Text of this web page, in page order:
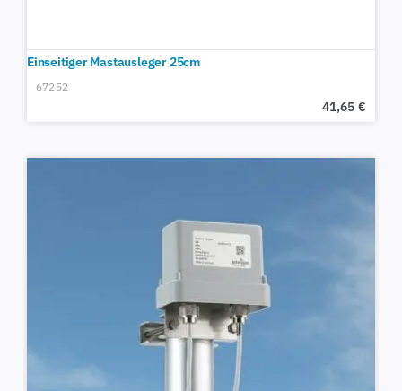
Einseitiger Mastausleger 25cm
67252
41,65 €